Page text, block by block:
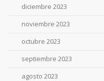
diciembre 2023
noviembre 2023
octubre 2023
septiembre 2023
agosto 2023